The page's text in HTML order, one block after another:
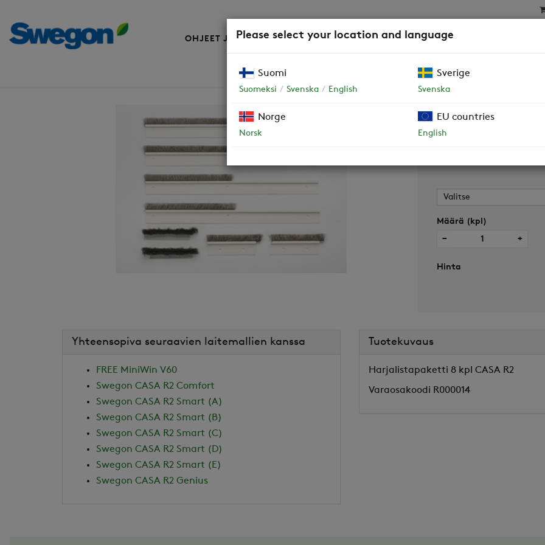
OHJEET JA VARAOSAT SUODATTIMET YRITYSASIAKKAAT JA
Harjalistapaketti 8 kpl CASA R2
Määrä (kpl)
− +
Hinta
Tuotekuvaus
Harjalistapaketti 8 kpl CASA R2
Varaosakoodi R000014
Yhteensopiva seuraavien laitemallien kanssa
FREE MiniWin V60
Swegon CASA R2 Comfort
Swegon CASA R2 Smart (A)
Swegon CASA R2 Smart (B)
Swegon CASA R2 Smart (C)
Swegon CASA R2 Smart (D)
Swegon CASA R2 Smart (E)
Swegon CASA R2 Genius
Please select your location and language
Suomi
Suomeksi Svenska English
Sverige
Svenska
Norge
Norsk
EU countries
English